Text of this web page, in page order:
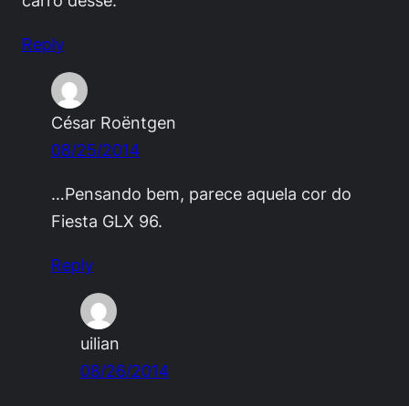
Reply
César Roëntgen
08/25/2014
…Pensando bem, parece aquela cor do
Fiesta GLX 96.
Reply
uilian
08/26/2014